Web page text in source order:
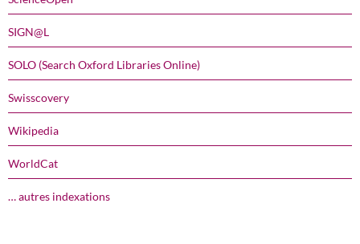
SIGN@L
SOLO (Search Oxford Libraries Online)
Swisscovery
Wikipedia
WorldCat
… autres indexations